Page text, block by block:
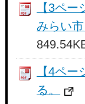
【3ペ
みらい
【4ペ
る。